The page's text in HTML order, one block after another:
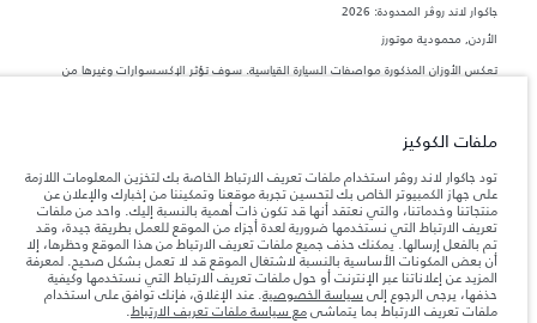
جاكوار لاند روڨر المحدودة: 2026
الأردن, محمودية موتورز
تعكس الأوزان المذكورة مواصفات السيارة القياسية. سوف تؤثر الإكسسوارات وغيرها من
المعلومات والمواصفات والأسعار والألوان المذكورة على هذا الموقع قد تختلف من بلد إلى
آخر، كما أنّها قد تتغير بدون إشعار مسبق. الرجاء التواصل مع وكيلنا المحلي للتأكد من توفّرها
والتحقق من الأسعار.
ملاحظة مهمة حول الصور والمواصفات.إن النقص العالمي في أشباه الموصلات يؤثر حاليًا
في مواصفات تصميم السيارات وتوفر الخيارات وتوقيتات التصاميم. هذا ظرف ديناميكي
للغاية، ونتيجة لذلك، قد لا تمثّل الصور المستخدَمة ضمن موقع الويب حاليًا المواصفات الحالية
بالكامل بالنسبة إلى الميزات والخيارات والحلية ومجموعات الألوان. يرجى استشارة وكيلك الذي
سيتمكّن من تأكيد أي تقييدات حالية معك للسماح لك باتخاذ قرار مدروس
ملفات الكوكيز
تود جاكوار لاند روڤر استخدام ملفات تعريف الارتباط الخاصة بك لتخزين المعلومات اللازمة
على جهاز الكمبيوتر الخاص بك لتحسين تجربة موقعنا وتمكيننا من إخبارك والإعلان عن
منتجاتنا وخدماتنا، والتي نعتقد أنها قد تكون ذات أهمية بالنسبة إليك. واحد من ملفات
تعريف الارتباط التي نستخدمها ضرورية لعدة أجزاء من الموقع للعمل بطريقة جيدة، وقد
تم بالفعل إرسالها. يمكنك حذف جميع ملفات تعريف الارتباط من هذا الموقع وحظرها، إلا
أن بعض المكونات الأساسية بالنسبة لاشتغال الموقع قد لا تعمل بشكل صحيح. لمعرفة
المزيد عن إعلاناتنا عبر الإنترنت أو حول ملفات تعريف الارتباط التي نستخدمها وكيفية
حذفها، يرجى الرجوع إلى سياسة الخصوصية. عند الإغلاق، فإنك توافق على استخدام
ملفات تعريف الارتباط بما يتماشىمع سياسة ملفات تعريف الارتباط.